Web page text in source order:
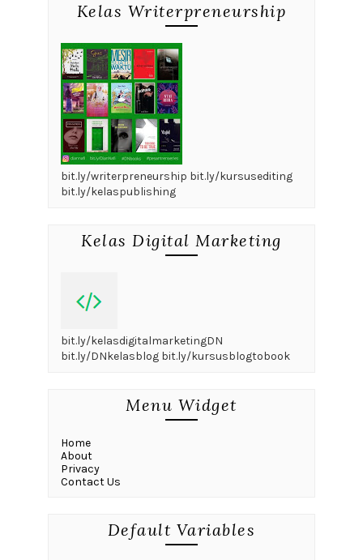
Kelas Writerpreneurship
bit.ly/writerpreneurship bit.ly/kursusediting
bit.ly/kelaspublishing
Kelas Digital Marketing
bit.ly/kelasdigitalmarketingDN
bit.ly/DNkelasblog bit.ly/kursusblogtobook
Menu Widget
Home
About
Privacy
Contact Us
Default Variables